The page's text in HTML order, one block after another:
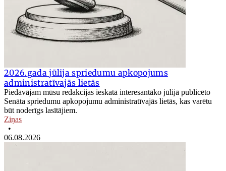
2026.gada jūlija spriedumu apkopojums
administratīvajās lietās
Piedāvājam mūsu redakcijas ieskatā interesantāko jūlijā publicēto
Senāta spriedumu apkopojumu administratīvajās lietās, kas varētu
būt noderīgs lasītājiem.
Ziņas
•
06.08.2026